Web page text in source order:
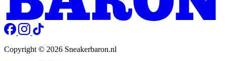
Copyright © 2026 Sneakerbaron.nl